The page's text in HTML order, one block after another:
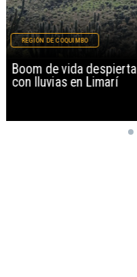
Boom de vida despierta
con lluvias en Limarí
REGIÓN DE COQUIMBO